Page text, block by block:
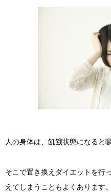
人の身体は、飢餓状態になると
そこで置き換えダイエットを行
えてしまうこともよくあります。